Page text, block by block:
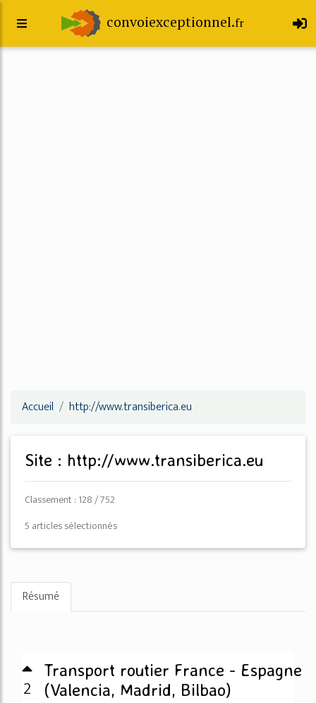
convoiexceptionnel.fr
Accueil http://www.transiberica.eu
Site : http://www.transiberica.eu
Classement : 128 / 752
5 articles sélectionnés
Résumé
2
Transport routier France - Espagne
(Valencia, Madrid, Bilbao)